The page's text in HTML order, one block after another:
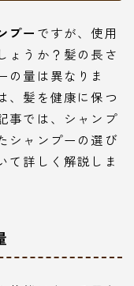
プー ですが、使用
ょうか？髪の長さ
の量は異なりま
、髪を健康に保つ
事では、シャンプ
シャンプーの選び
て詳しく解説しま